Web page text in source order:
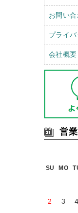
お問い
プライ
会社概要
営
SU MO
2 3 4